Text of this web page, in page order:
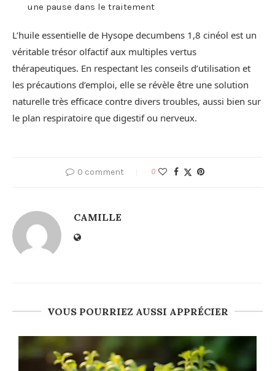
une pause dans le traitement
L’huile essentielle de Hysope decumbens 1,8 cinéol est un
véritable trésor olfactif aux multiples vertus
thérapeutiques. En respectant les conseils d’utilisation et
les précautions d’emploi, elle se révèle être une solution
naturelle très efficace contre divers troubles, aussi bien sur
le plan respiratoire que digestif ou nerveux.
0 comment 0
CAMILLE
VOUS POURRIEZ AUSSI APPRÉCIER